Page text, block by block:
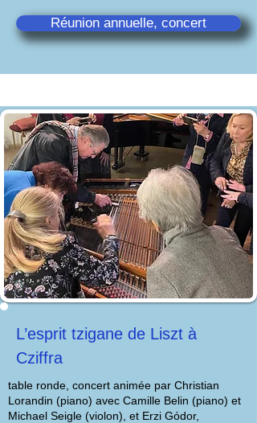
Réunion annuelle, concert
L’esprit tzigane de Liszt à
Cziffra
table ronde, concert animée par Christian
Lorandin (piano) avec Camille Belin (piano) et
Michael Seigle (violon), et Erzi Gódor,